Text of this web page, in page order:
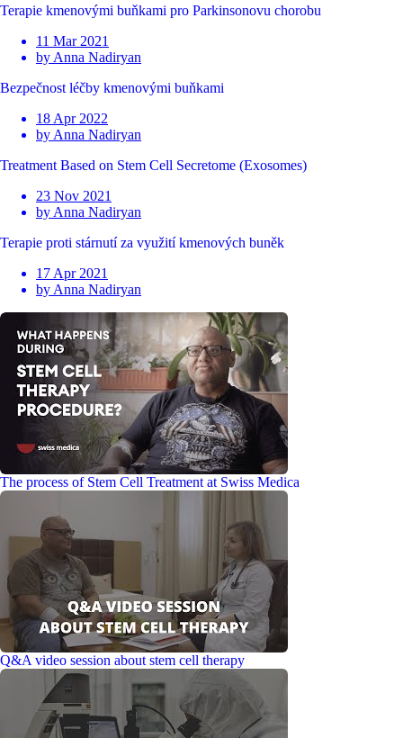
Terapie kmenovými buňkami pro Parkinsonovu chorobu
11 Mar 2021
by Anna Nadiryan
Bezpečnost léčby kmenovými buňkami
18 Apr 2022
by Anna Nadiryan
Treatment Based on Stem Cell Secretome (Exosomes)
23 Nov 2021
by Anna Nadiryan
Terapie proti stárnutí za využití kmenových buněk
17 Apr 2021
by Anna Nadiryan
The process of Stem Cell Treatment at Swiss Medica
Q&A video session about stem cell therapy